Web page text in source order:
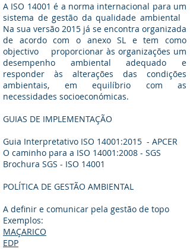
A ISO 14001 é a norma internacional para um
sistema de gestão da qualidade ambiental
Na sua versão 2015 já se encontra organizada
de acordo com o anexo SL e tem como
objectivo proporcionar às organizações um
desempenho ambiental adequado e
responder às alterações das condições
ambientais, em equilíbrio com as
necessidades socioeconómicas.
GUIAS DE IMPLEMENTAÇÃO
Guia Interpretativo ISO 14001:2015 - APCER
O caminho para a ISO 14001:2008 - SGS
Brochura SGS - ISO 14001
POLÍTICA DE GESTÃO AMBIENTAL
A definir e comunicar pela gestão de topo
Exemplos:
MAÇARICO
EDP